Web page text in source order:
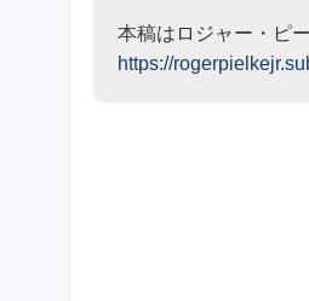
本稿はロジャー・ピ
https://